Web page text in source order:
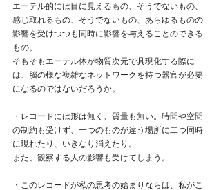
エーテル的には目に見えるもの、そうでないもの、
感じ取れるもの、そうでないもの、あらゆるものの
影響を受けつつも同時に影響を与えることのできる
もの。
そもそもエーテル体が物質次元で具現化する際に
は、脳の様な複雑なネットワークを持つ器官が必要
になるのではないだろうか。
・レコードには形は無く、質量も無い。時間や空間
の制約も受けず、一つのものが違う場所に二つ同時
に現れたり、いきなり消えたり。
また、観察する人の影響も受けてしまう。
・このレコードが私の思考の始まりならば、私がこ